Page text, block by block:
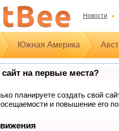
Новости
Южная Америка
на первые места?
планируете создать свой
и повышение его